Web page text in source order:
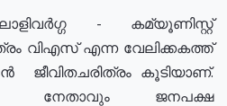
- കമ്യൂണിസ്റ്റ്
വിഎസ് എന്ന വേലിക്കകത്ത്
ജീവിതചരിത്രം കൂടിയാണ്.
നേതാവും ജനപക്ഷ